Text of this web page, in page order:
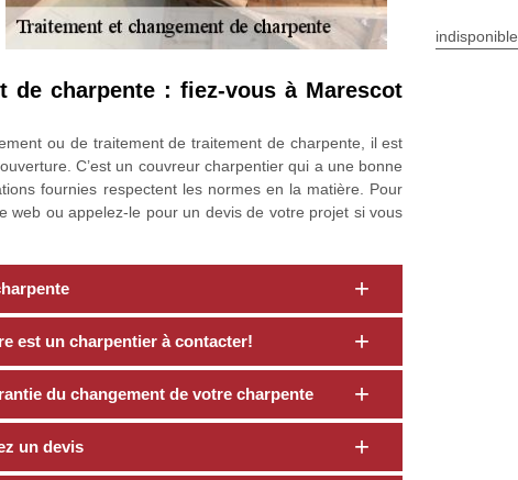
de charpente : fiez-vous à Marescot
ou de traitement de traitement de charpente, il est
C’est un couvreur charpentier qui a une bonne
fournies respectent les normes en la matière. Pour
web ou appelez-le pour un devis de votre projet si vous
est un charpentier à contacter!
du changement de votre charpente
un devis
indisponible